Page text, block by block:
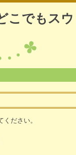
こでもス
ださい。